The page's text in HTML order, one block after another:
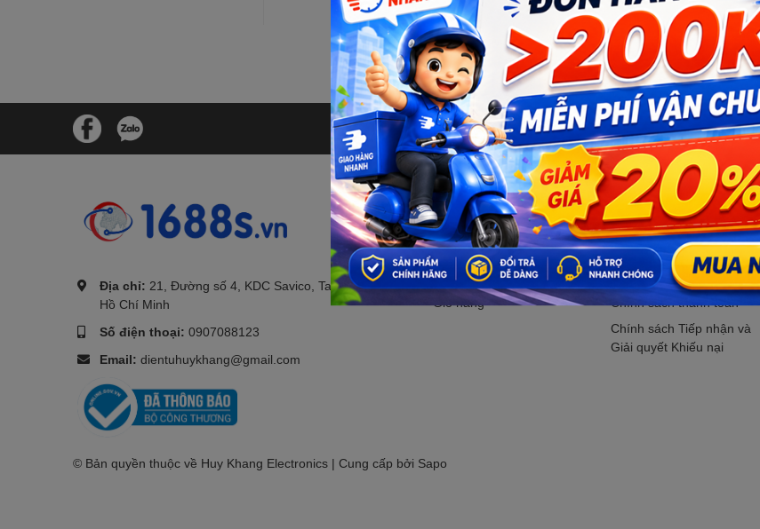
Bạn muốn nhận khuyến mãi đặc biệt?
Đăng ký ngay.
Địa chỉ: 21, Đường số 4, KDC Savico, Tam Bình, TP.
Hồ Chí Minh
Số điện thoại: 0907088123
Email: dientuhuykhang@gmail.com
Hỗ trợ khách hàng
Tìm kiếm
Đăng nhập
Đăng ký
Giỏ hàng
CHÍNH SÁCH
Chính sách bảo mật
Chính sách vận chuyển
Chính sách kiểm hàng
Chính sách thanh toán
Chính sách Tiếp nhận và
Giải quyết Khiếu nại
© Bản quyền thuộc về Huy Khang Electronics | Cung cấp bởi Sapo